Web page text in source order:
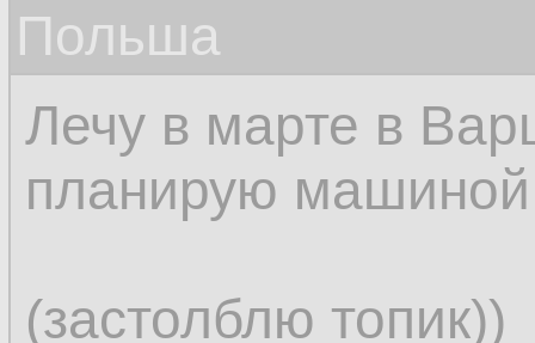
Польша
Лечу в марте в
планирую
(застолблю топик))